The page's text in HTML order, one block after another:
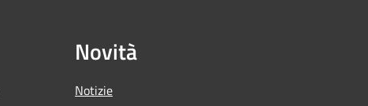
Novità
Notizie